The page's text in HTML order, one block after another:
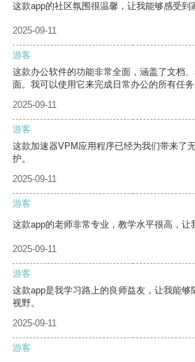
这款app的社区氛围很温馨，让我能够感受到
2025-09-11
游客
这款办公软件的功能非常全面，涵盖了文档
面。我可以使用它来完成日常办公的所有任务
2025-09-11
游客
这款加速器VPM应用程序已经为我们带来了
护。
2025-09-11
游客
这款app的老师非常专业，教学水平很高，让
2025-09-11
游客
这款app是我学习路上的良师益友，让我能
视野。
2025-09-11
游客